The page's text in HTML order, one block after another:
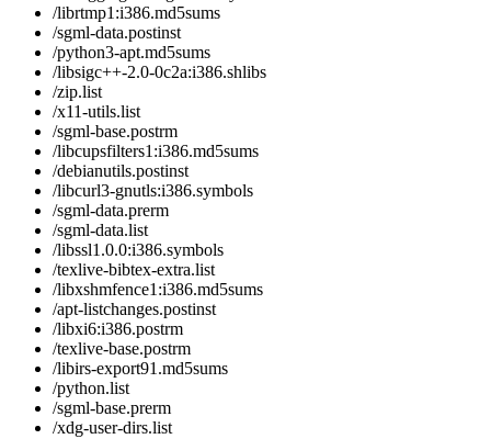
/librtmp1:i386.md5sums
/sgml-data.postinst
/python3-apt.md5sums
/libsigc++-2.0-0c2a:i386.shlibs
/zip.list
/x11-utils.list
/sgml-base.postrm
/libcupsfilters1:i386.md5sums
/debianutils.postinst
/libcurl3-gnutls:i386.symbols
/sgml-data.prerm
/sgml-data.list
/libssl1.0.0:i386.symbols
/texlive-bibtex-extra.list
/libxshmfence1:i386.md5sums
/apt-listchanges.postinst
/libxi6:i386.postrm
/texlive-base.postrm
/libirs-export91.md5sums
/python.list
/sgml-base.prerm
/xdg-user-dirs.list